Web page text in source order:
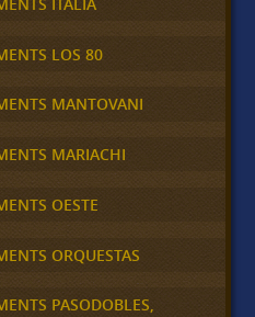
LOS 80
MANTOVANI
MARIACHI
OESTE
ORQUESTAS
PASODOBLES,